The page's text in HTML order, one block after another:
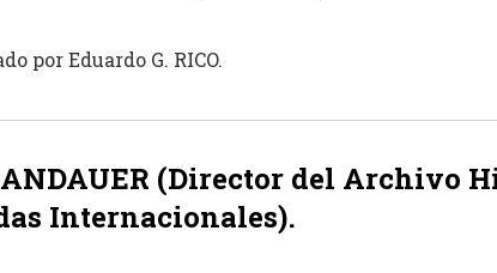
por Eduardo G. RICO.
(Director del Archivo
Internacionales).